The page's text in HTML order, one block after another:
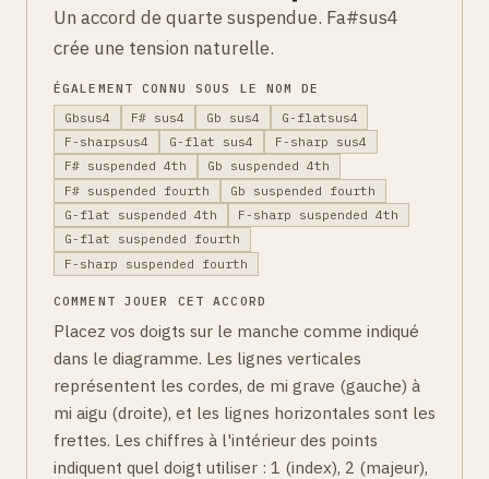
Un accord de quarte suspendue. Fa#sus4
crée une tension naturelle.
ÉGALEMENT CONNU SOUS LE NOM DE
Gbsus4
F# sus4 Gb sus4
G-flatsus4
F-sharpsus4
G-flat sus4
F-sharp sus4
F# suspended 4th
Gb suspended 4th
F# suspended fourth
Gb suspended fourth
G-flat suspended 4th
F-sharp suspended 4th
G-flat suspended fourth
F-sharp suspended fourth
COMMENT JOUER CET ACCORD
Placez vos doigts sur le manche comme indiqué
dans le diagramme. Les lignes verticales
représentent les cordes, de mi grave (gauche) à
mi aigu (droite), et les lignes horizontales sont les
frettes. Les chiffres à l'intérieur des points
indiquent quel doigt utiliser : 1 (index), 2 (majeur),